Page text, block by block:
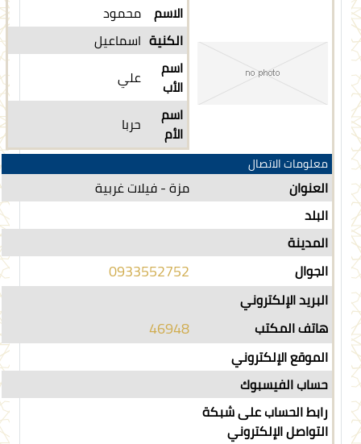
الاسم محمود
الكنية اسماعيل
اسم
الأب
علي
اسم
الأم
حربا
معلومات الاتصال
العنوان
مزة - فيلات غربية
البلد
المدينة
الجوال
0933552752
البريد الإلكتروني
هاتف المكتب
46948
الموقع الإلكتروني
حساب الفيسبوك
رابط الحساب على شبكة
التواصل الإلكتروني